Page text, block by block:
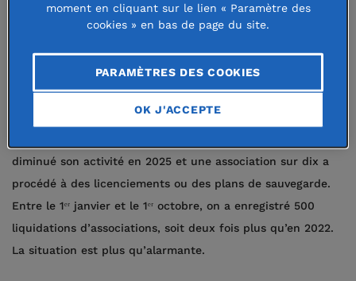
supérieure à 20 %.
Les difficultés financières touchent toujours une majorité
d’associations employeuses : 70 % d’entre elles déclarent
que le montant de leurs fonds propres demeure fragile ou
nul. Cette situation a des effets directs sur l’activité et les
diminué son activité en 2025 et une association sur dix a
procédé à des licenciements ou des plans de sauvegarde.
Entre le 1ᵉʳ janvier et le 1ᵉʳ octobre, on a enregistré 500
liquidations d’associations, soit deux fois plus qu’en 2022.
La situation est plus qu’alarmante.
moment en cliquant sur le lien « Paramètre des
cookies » en bas de page du site.
PARAMÈTRES DES COOKIES
OK J'ACCEPTE